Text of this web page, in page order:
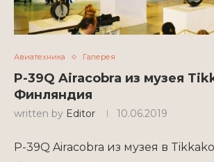
Авиатехника Галерея
P-39Q Airacobra из музея
Финляндия
written by Editor 10.06.2019
P-39Q Airacobra из музея в